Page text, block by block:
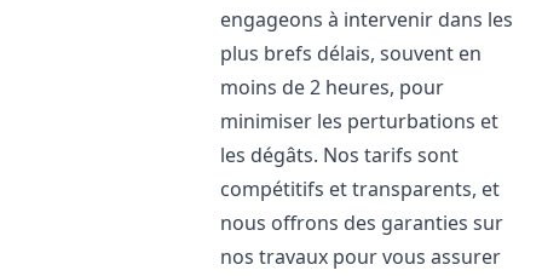
engageons à intervenir dans les
plus brefs délais, souvent en
moins de 2 heures, pour
minimiser les perturbations et
les dégâts. Nos tarifs sont
compétitifs et transparents, et
nous offrons des garanties sur
nos travaux pour vous assurer